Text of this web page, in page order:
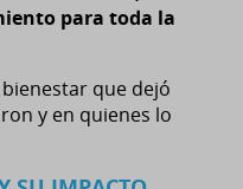
para toda la
que dejó
y en quienes lo